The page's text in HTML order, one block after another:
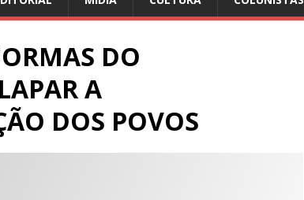
DO
A
DOS POVOS